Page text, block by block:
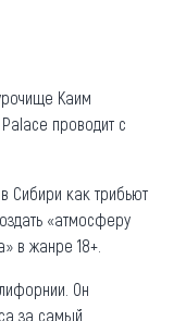
Каим
проводит с
Сибири как трибьют
«атмосферу
в жанре 18+.
Он
за самый